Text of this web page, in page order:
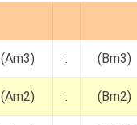
(Am3) : (Bm3)
(Am2) : (Bm2)